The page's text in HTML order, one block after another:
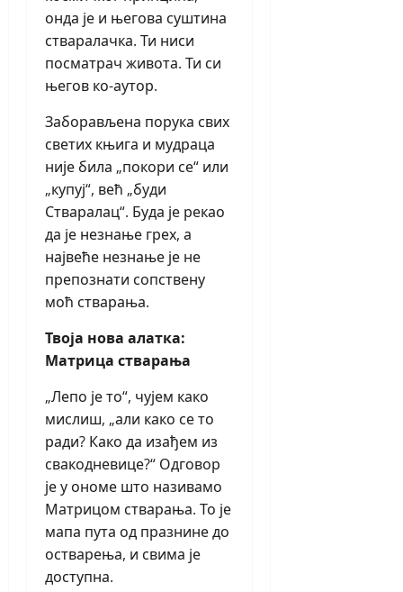
онда је и његова суштина
стваралачка. Ти ниси
посматрач живота. Ти си
његов ко-аутор.
Заборављена порука свих
светих књига и мудраца
није била „покори се“ или
„купуј“, већ „буди
Стваралац“. Буда је рекао
да је незнање грех, а
највеће незнање је не
препознати сопствену
моћ стварања.
Твоја нова алатка:
Матрица стварања
„Лепо је то“, чујем како
мислиш, „али како се то
ради? Како да изађем из
свакодневице?“ Одговор
је у ономе што називамо
Матрицом стварања. То је
мапа пута од празнине до
остварења, и свима је
доступна.